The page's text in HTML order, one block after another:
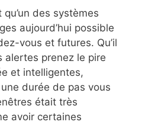
des systèmes
aujourd’hui possible
vous et futures. Qu’il
alertes prenez le pire
et intelligentes,
durée de pas vous
était très
avoir certaines